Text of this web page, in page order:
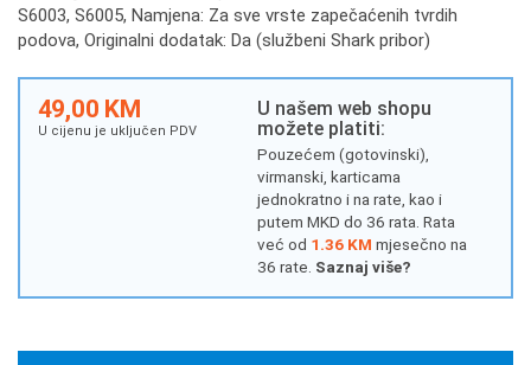
S6003, S6005, Namjena: Za sve vrste zapečaćenih tvrdih
podova, Originalni dodatak: Da (službeni Shark pribor)
49,00 KM
U cijenu je uključen PDV
U našem web shopu
možete platiti:
Pouzećem (gotovinski),
virmanski, karticama
jednokratno i na rate, kao i
putem MKD do 36 rata. Rata
već od 1.36 KM mjesečno na
36 rate. Saznaj više?